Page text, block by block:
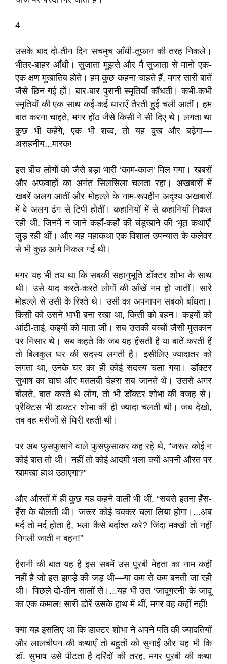
4
उसके बाद दो-तीन दिन सचमुच आँधी-तूफान की तरह निकले।
भीतर-बाहर आँधी। सुजाता मुझसे और मैं सुजाता से मानो एक-
एक क्षण मुखातिब होते। हम कुछ कहना चाहते हैं, मगर सारी बातें
जैसे छिन गई हों। बार-बार पुरानी स्मृतियाँ कौंधती। कभी-कभी
स्मृतियों की एक साथ कई-कई धाराएँ तैरती हुई चली आतीं। हम
बात करना चाहते, मगर होंठ जैसे किसी ने सी दिए थे। लगता था
कुछ भी कहेंगे, एक भी शब्द, तो यह दुख और बढ़ेगा—
असहनीय...मारक!
इस बीच लोगों को जैसे बड़ा भारी ‘काम-काज’ मिल गया। खबरों
और अफवाहों का अनंत सिलसिला चलता रहा। अखबारों में
खबरें अलग आतीं और मोहल्ले के नाम-रूपहीन अदृश्य अखबारों
में वे अलग ढंग से टिपी होतीं। कहानियों में से कहानियाँ निकल
रही थी, जिनमें न जाने कहाँ-कहाँ की चंडूखाने की ‘भूत कथाएँ’
जुड़ रही थीं। और यह महाकथा एक विशाल उपन्यास के कलेवर
से भी कुछ आगे निकल गई थी।
मगर यह भी तय था कि सबकी सहानुभूति डॉक्टर शोभा के साथ
थी। उसे याद करते-करते लोगों की आँखें नम हो जातीं। सारे
मोहल्ले से उसी के रिश्ते थे। उसी का अपनापन सबको बाँधता।
किसी को उसने भाभी बना रखा था, किसी को बहन। कइयों को
आंटी-ताई, कइयों को माता जी। सब उसकी बच्चों जैसी मुसकान
पर निसार थे। सब कहते कि जब यह हँसती है या बातें करती हैं
तो बिलकुल घर की सदस्य लगती है। इसीलिए ज्यादातर को
लगता था, उनके घर का ही कोई सदस्य चला गया। डॉक्टर
सुभाष का घाघ और मतलबी चेहरा सब जानते थे। उससे अगर
बोलते, बात करते थे लोग, तो भी डॉक्टर शोभा की वजह से।
प्रैक्टिस भी डाक्टर शोभा की ही ज्यादा चलती थी। जब देखो,
तब वह मरीजों से घिरी रहती थी।
पर अब फुसफुसाने वाले फुसफुसाकर कह रहे थे, “जरूर कोई न
कोई बात तो थी। नहीं तो कोई आदमी भला क्यों अपनी औरत पर
खामखा हाथ उठाएगा?”
और औरतों में ही कुछ यह कहने वाली भी थीं, “सबसे इतना हँस-
हँस के बोलती थी। जरूर कोई चक्कर चला लिया होगा।...अब
मर्द तो मर्द होता है, भला कैसे बर्दाश्त करे? जिंदा मक्खी तो नहीं
निगली जाती न बहन!”
हैरानी की बात यह है इस सबमें उस पूरबी मेहता का नाम कहीं
नहीं है जो इस झगड़े की जड़ थी—या कम से कम बनती जा रही
थी। पिछले दो-तीन सालों से।...यह भी उस ‘जादूगरनी’ के जादू
का एक कमाल! सारी डोरें उसके हाथ में थीं, मगर वह कहीं नहीं!
क्या यह इसलिए था कि डाक्टर शोभा ने अपने पति की ज्यादतियों
और लालचीपन की कथाएँ तो बहुतों को सुनाईं और यह भी कि
डॉ. सुभाष उसे पीटता है दरिंदों की तरह, मगर पूरबी की कथा